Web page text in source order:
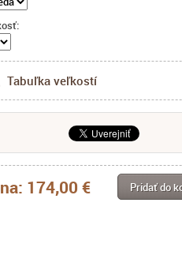
Tabuľka veľkostí
174,00 € Pridať do